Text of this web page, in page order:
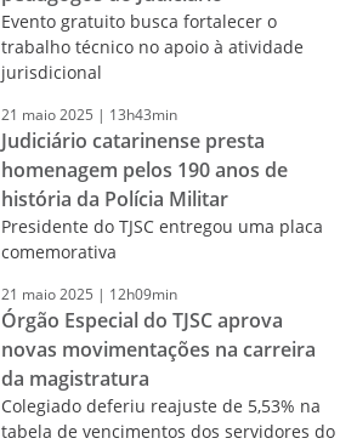
Evento gratuito busca fortalecer o
trabalho técnico no apoio à atividade
jurisdicional
21 maio2025 | 13h43min
Judiciário catarinense presta
homenagem pelos 190 anos de
história da Polícia Militar
Presidente do TJSC entregou uma placa
comemorativa
21 maio2025 | 12h09min
Órgão Especial do TJSC aprova
novas movimentações na carreira
da magistratura
Colegiado deferiu reajuste de 5,53% na
tabela de vencimentos dos servidores do